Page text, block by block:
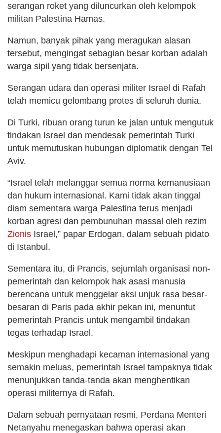
serangan roket yang diluncurkan oleh kelompok
militan Palestina Hamas.
Namun, banyak pihak yang meragukan alasan
tersebut, mengingat sebagian besar korban adalah
warga sipil yang tidak bersenjata.
Serangan udara dan operasi militer Israel di Rafah
telah memicu gelombang protes di seluruh dunia.
Di Turki, ribuan orang turun ke jalan untuk mengutuk
tindakan Israel dan mendesak pemerintah Turki
untuk memutuskan hubungan diplomatik dengan Tel
Aviv.
“Israel telah melanggar semua norma kemanusiaan
dan hukum internasional. Kami tidak akan tinggal
diam sementara warga Palestina terus menjadi
korban agresi dan pembunuhan massal oleh rezim
Zionis Israel,” papar Erdogan, dalam sebuah pidato
di Istanbul.
Sementara itu, di Prancis, sejumlah organisasi non-
pemerintah dan kelompok hak asasi manusia
berencana untuk menggelar aksi unjuk rasa besar-
besaran di Paris pada akhir pekan ini, menuntut
pemerintah Prancis untuk mengambil tindakan
tegas terhadap Israel.
Meskipun menghadapi kecaman internasional yang
semakin meluas, pemerintah Israel tampaknya tidak
menunjukkan tanda-tanda akan menghentikan
operasi militernya di Rafah.
Dalam sebuah pernyataan resmi, Perdana Menteri
Netanyahu menegaskan bahwa operasi akan